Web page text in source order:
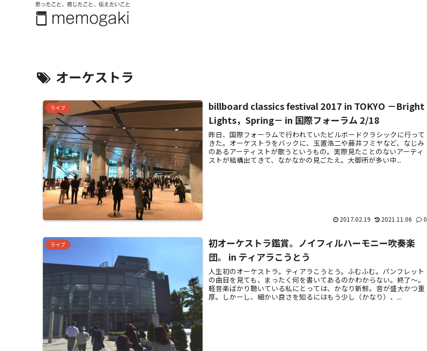
オーケストラ
ライブ
billboard classics festival 2017 in TOKYO －Bright
Lights，Spring－ in 国際フォーラム 2/18
昨日、国際フォーラムで行われていたビルボードクラシックに行って
きた。オーケストラをバックに、玉置浩二や藤井フミヤなど、なじみ
のあるアーティストが歌うというもの。実際見たことのないアーティ
ストが結構出てきて、なかなかの見ごたえ。大御所が多い中...
2017.02.19 2021.11.06 0
ライブ
初オーケストラ鑑賞。ノイフィルハーモニー吹奏楽
団。 in ティアラこうとう
人生初のオーケストラ。ティアラこうとう。ふむふむ。パンフレット
の曲目を見ても、まったく何を書いてあるのかわからない。終了～。
軽音楽ばかり聴いている私にとっては、かなり新鮮。音が盛大かつ重
厚。しかーし、細かい良さを知るにはもう少し（かなり）、...